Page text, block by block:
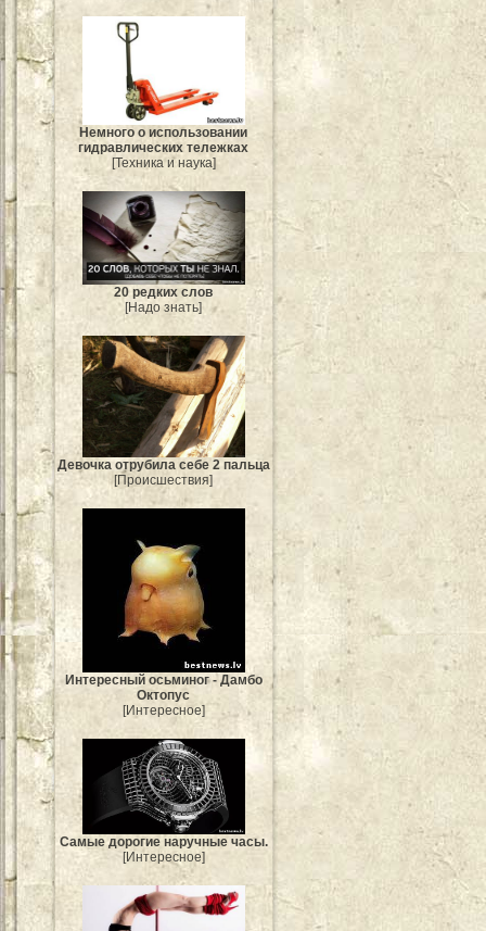
Немного о использовании
гидравлических тележках
[Техника и наука]
20 редких слов
[Надо знать]
Девочка отрубила себе 2 пальца
[Происшествия]
Интересный осьминог - Дамбо
Октопус
[Интересное]
Самые дорогие наручные часы.
[Интересное]